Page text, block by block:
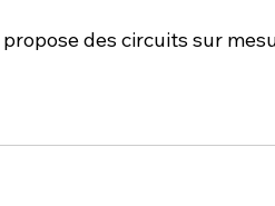
des circuits sur